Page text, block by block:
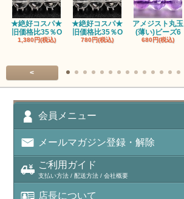
★絶好コスパ★
旧価格比35％O
1,380円(税込)
★絶好コスパ★
旧価格比35％O
780円(税込)
アメジスト丸玉
(薄い)ビーズ6
680円(税込)
<
会員メニュー
メールマガジン登録・解除
ご利用ガイド
支払い方法 / 配送方法 / 会社概要
店長について